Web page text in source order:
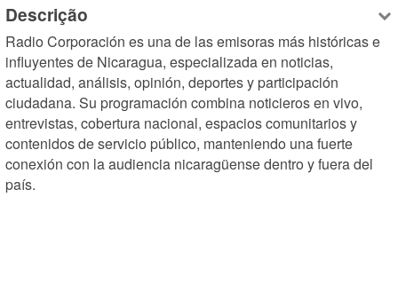
Descrição
Radio Corporación es una de las emisoras más históricas e
influyentes de Nicaragua, especializada en noticias,
actualidad, análisis, opinión, deportes y participación
ciudadana. Su programación combina noticieros en vivo,
entrevistas, cobertura nacional, espacios comunitarios y
contenidos de servicio público, manteniendo una fuerte
conexión con la audiencia nicaragüense dentro y fuera del
país.